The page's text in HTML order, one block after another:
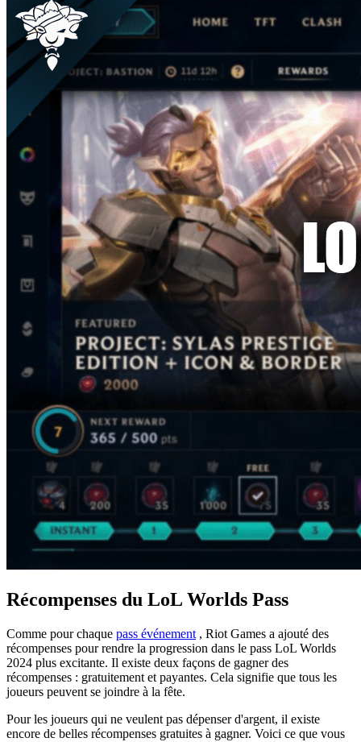
Récompenses du LoL Worlds Pass
Comme pour chaque pass événement , Riot Games a ajouté des
récompenses pour rendre la progression dans le pass LoL Worlds
2024 plus excitante. Il existe deux façons de gagner des
récompenses : gratuitement et payantes. Cela signifie que tous les
joueurs peuvent se joindre à la fête.
Pour les joueurs qui ne veulent pas dépenser d'argent, il existe
encore de belles récompenses gratuites à gagner. Voici ce que vous